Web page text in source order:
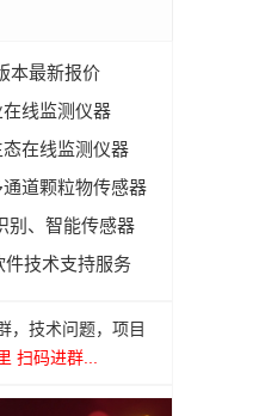
本最新报价
线监测仪器
在线监测仪器
道颗粒物传感器
别、智能传感器
件技术支持服务
，技术问题，项目
扫码进群...